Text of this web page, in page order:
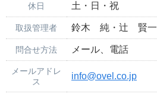
休日 土・日・祝
取扱管理者 鈴木 純・辻 賢一
問合せ方法 メール、電話
メールアドレ
ス
info@ovel.co.jp